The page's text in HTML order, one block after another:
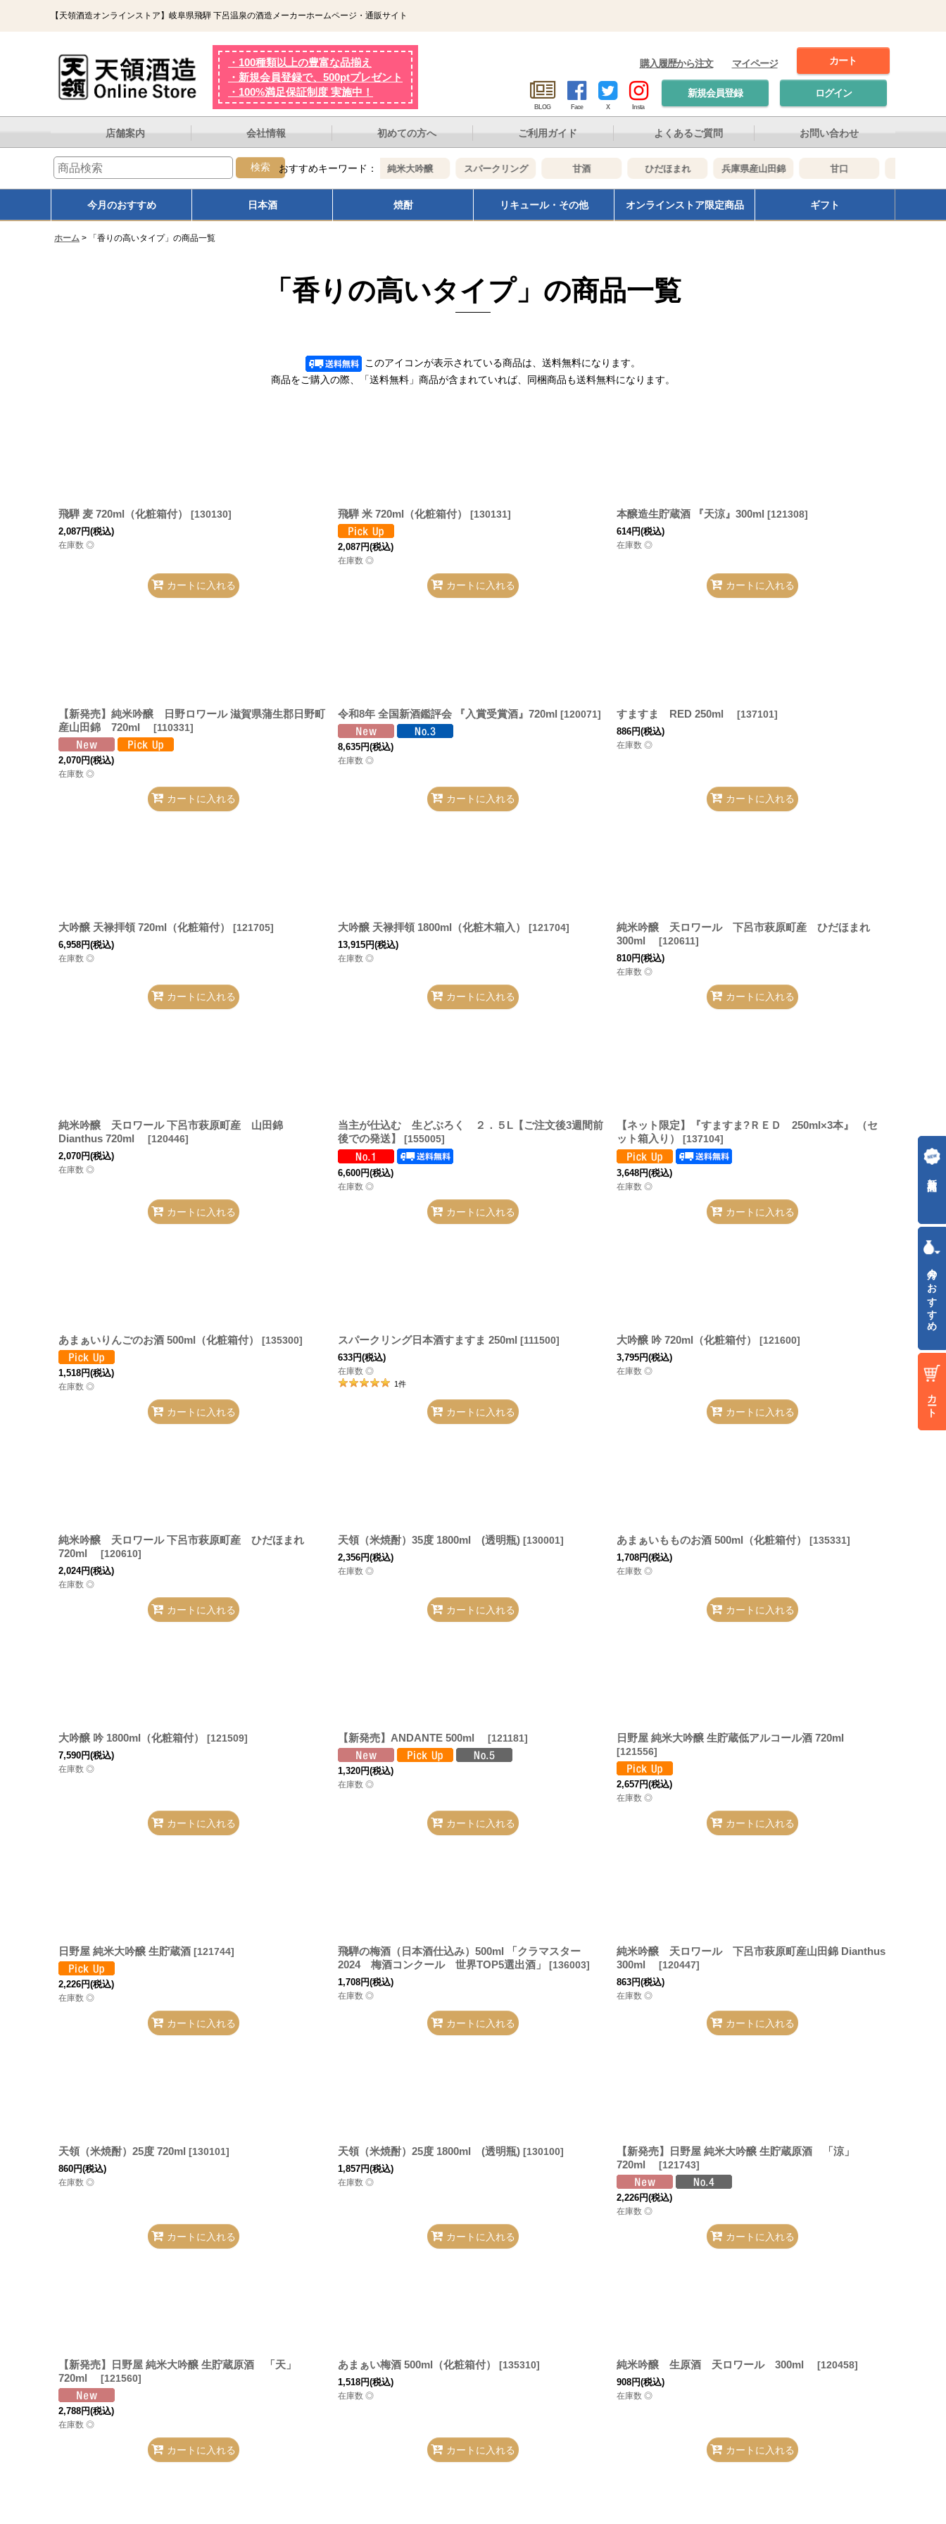
【天領酒造オンラインストア】岐阜県飛騨 下呂温泉の酒造メーカーホームページ・通販サイト
・100種類以上の豊富な品揃え
・新規会員登録で、500ptプレゼント
・100%満足保証制度 実施中！
購入履歴から注文 マイページ カート
BLOG Face X Insta
新規会員登録 ログイン
店舗案内 会社情報 初めての方へ ご利用ガイド よくあるご質問 お問い合わせ
検索 おすすめキーワード：
オンザロック 大吟醸 純米大吟醸 スパークリング 甘酒 ひだほまれ 兵庫県産山田錦 甘口
今月のおすすめ 日本酒 焼酎 リキュール・その他 オンラインストア限定商品 ギフト
ホーム > 「香りの高いタイプ」の商品一覧
「香りの高いタイプ」の商品一覧
このアイコンが表示されている商品は、送料無料になります。
商品をご購入の際、「送料無料」商品が含まれていれば、同梱商品も送料無料になります。
飛騨 麦 720ml（化粧箱付） [130130]
2,087円(税込)
在庫数 ◎
カートに入れる
飛騨 米 720ml（化粧箱付） [130131]
2,087円(税込)
在庫数 ◎
カートに入れる
本醸造生貯蔵酒 『天涼』300ml [121308]
614円(税込)
在庫数 ◎
カートに入れる
【新発売】純米吟醸 日野ロワール 滋賀県蒲生郡日野町
産山田錦 720ml
[110331]
2,070円(税込)
在庫数 ◎
カートに入れる
令和8年 全国新酒鑑評会 『入賞受賞酒』720ml [120071]
8,635円(税込)
在庫数 ◎
カートに入れる
すますま RED 250ml [137101]
886円(税込)
在庫数 ◎
カートに入れる
大吟醸 天禄拝領 720ml（化粧箱付） [121705]
6,958円(税込)
在庫数 ◎
カートに入れる
大吟醸 天禄拝領 1800ml（化粧木箱入） [121704]
13,915円(税込)
在庫数 ◎
カートに入れる
純米吟醸 天ロワール 下呂市萩原町産 ひだほまれ
300ml
[120611]
810円(税込)
在庫数 ◎
カートに入れる
純米吟醸 天ロワール 下呂市萩原町産 山田錦
Dianthus 720ml
[120446]
2,070円(税込)
在庫数 ◎
カートに入れる
当主が仕込む 生どぶろく ２．５L【ご注文後3週間前
後での発送】
[155005]
6,600円(税込)
在庫数 ◎
カートに入れる
【ネット限定】『すますま?ＲＥＤ 250ml×3本』 （セ
ット箱入り）
[137104]
3,648円(税込)
在庫数 ◎
カートに入れる
あまぁいりんごのお酒 500ml（化粧箱付） [135300]
1,518円(税込)
在庫数 ◎
カートに入れる
スパークリング日本酒すますま 250ml [111500]
633円(税込)
在庫数 ◎
1件
カートに入れる
大吟醸 吟 720ml（化粧箱付） [121600]
3,795円(税込)
在庫数 ◎
カートに入れる
純米吟醸 天ロワール 下呂市萩原町産 ひだほまれ
720ml
[120610]
2,024円(税込)
在庫数 ◎
カートに入れる
天領（米焼酎）35度 1800ml (透明瓶) [130001]
2,356円(税込)
在庫数 ◎
カートに入れる
あまぁいもものお酒 500ml（化粧箱付） [135331]
1,708円(税込)
在庫数 ◎
カートに入れる
大吟醸 吟 1800ml（化粧箱付） [121509]
7,590円(税込)
在庫数 ◎
カートに入れる
【新発売】ANDANTE 500ml [121181]
1,320円(税込)
在庫数 ◎
カートに入れる
日野屋 純米大吟醸 生貯蔵低アルコール酒 720ml
[121556]
2,657円(税込)
在庫数 ◎
カートに入れる
日野屋 純米大吟醸 生貯蔵酒 [121744]
2,226円(税込)
在庫数 ◎
カートに入れる
飛騨の梅酒（日本酒仕込み）500ml 「クラマスター
2024 梅酒コンクール 世界TOP5選出酒」
[136003]
1,708円(税込)
在庫数 ◎
カートに入れる
純米吟醸 天ロワール 下呂市萩原町産山田錦 Dianthus
300ml
[120447]
863円(税込)
在庫数 ◎
カートに入れる
天領（米焼酎）25度 720ml [130101]
860円(税込)
在庫数 ◎
カートに入れる
天領（米焼酎）25度 1800ml (透明瓶) [130100]
1,857円(税込)
在庫数 ◎
カートに入れる
【新発売】日野屋 純米大吟醸 生貯蔵原酒 「涼」
720ml
[121743]
2,226円(税込)
在庫数 ◎
カートに入れる
【新発売】日野屋 純米大吟醸 生貯蔵原酒 「天」
720ml
[121560]
2,788円(税込)
在庫数 ◎
カートに入れる
あまぁい梅酒 500ml（化粧箱付） [135310]
1,518円(税込)
在庫数 ◎
カートに入れる
純米吟醸 生原酒 天ロワール 300ml [120458]
908円(税込)
在庫数 ◎
カートに入れる
今月のおすすめ
カート